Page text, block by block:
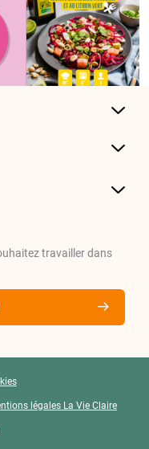
travailler dans
légales La Vie Claire